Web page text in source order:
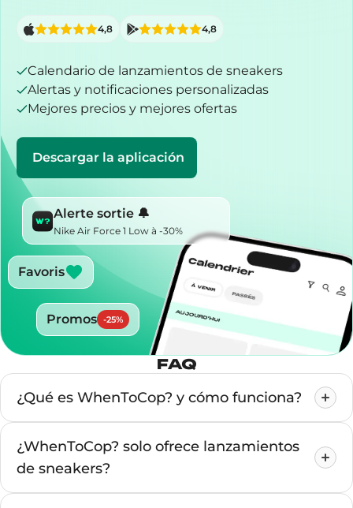
Calendario de lanzamientos de sneakers
Alertas y notificaciones personalizadas
Mejores precios y mejores ofertas
Descargar la aplicación
4,8 4,8
Alerte sortie 🔔
Nike Air Force 1 Low à -30%
Favoris
Promos -25%
FAQ
¿Qué es WhenToCop? y cómo funciona?
¿WhenToCop? solo ofrece lanzamientos
de sneakers?